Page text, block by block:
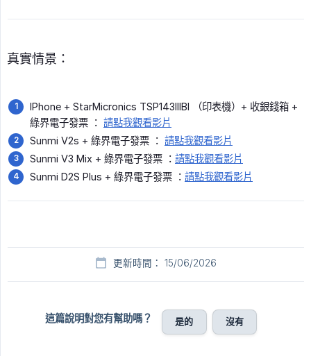
真實情景：
IPhone + StarMicronics TSP143IIIBI （印表機）+ 收銀錢箱 +
綠界電子發票 ： 請點我觀看影片
Sunmi V2s + 綠界電子發票 ： 請點我觀看影片
Sunmi V3 Mix + 綠界電子發票 ： 請點我觀看影片
Sunmi D2S Plus + 綠界電子發票 ： 請點我觀看影片
更新時間： 15/06/2026
這篇說明對您有幫助嗎？ 是的 沒有